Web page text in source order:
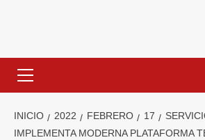
INICIO 2022 FEBRERO 17
IMPLEMENTA MODERNA PLATAFORMA